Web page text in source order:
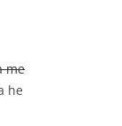
me
he